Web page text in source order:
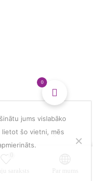
saraksts Par mums
0
jums vislabāko
šo vietni, mēs